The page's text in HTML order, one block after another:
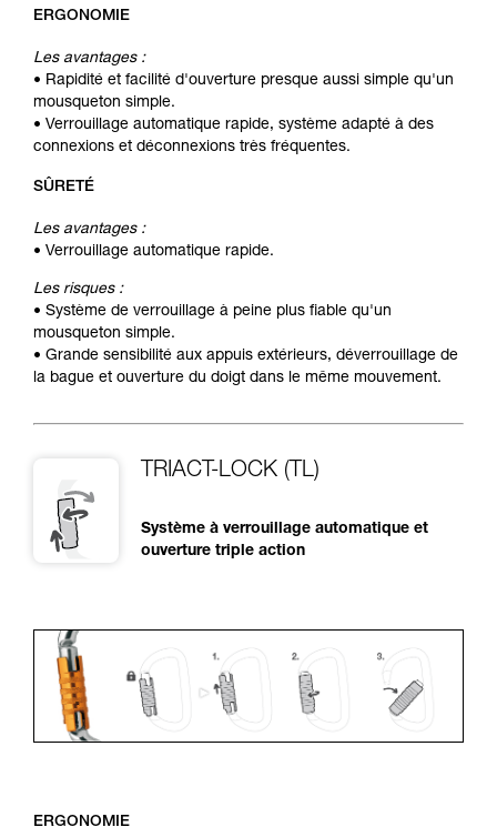
ERGONOMIE
Les avantages :
• Rapidité et facilité d'ouverture presque aussi simple qu'un
mousqueton simple.
• Verrouillage automatique rapide, système adapté à des
connexions et déconnexions très fréquentes.
SÛRETÉ
Les avantages :
• Verrouillage automatique rapide.
Les risques :
• Système de verrouillage à peine plus fiable qu'un
mousqueton simple.
• Grande sensibilité aux appuis extérieurs, déverrouillage de
la bague et ouverture du doigt dans le même mouvement.
TRIACT-LOCK (TL)
Système à verrouillage automatique et
ouverture triple action
ERGONOMIE